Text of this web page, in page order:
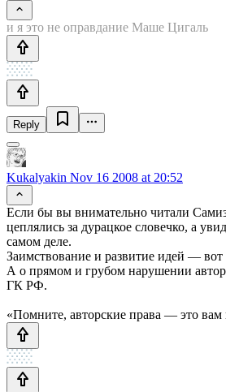
и я это не оправдание Маше Цигаль
Reply
Kukalyakin Nov 16 2008 at 20:52
Если бы вы внимательно читали
цеплялись за дурацкое словечко, а
самом деле.
Заимствование и развитие идей —
А о прямом и грубом нарушении
ГК РФ.
«Помните, авторские права — это вам